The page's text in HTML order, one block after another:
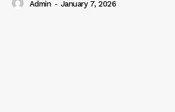
Admin - January 7, 2026